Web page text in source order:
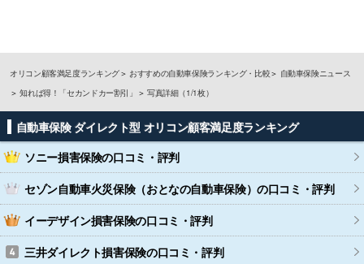
オリコン顧客満足度ランキング おすすめの自動車保険ランキング・比較
自動車保険ニュース
知れば得！「セカンドカー割引」
写真詳細（1/1枚）
自動車保険 ダイレクト型 オリコン顧客満足度ランキング
ソニー損害保険の口コミ・評判
セゾン自動車火災保険（おとなの自動車保険）の口コミ・評判
イーデザイン損害保険の口コミ・評判
三井ダイレクト損害保険の口コミ・評判